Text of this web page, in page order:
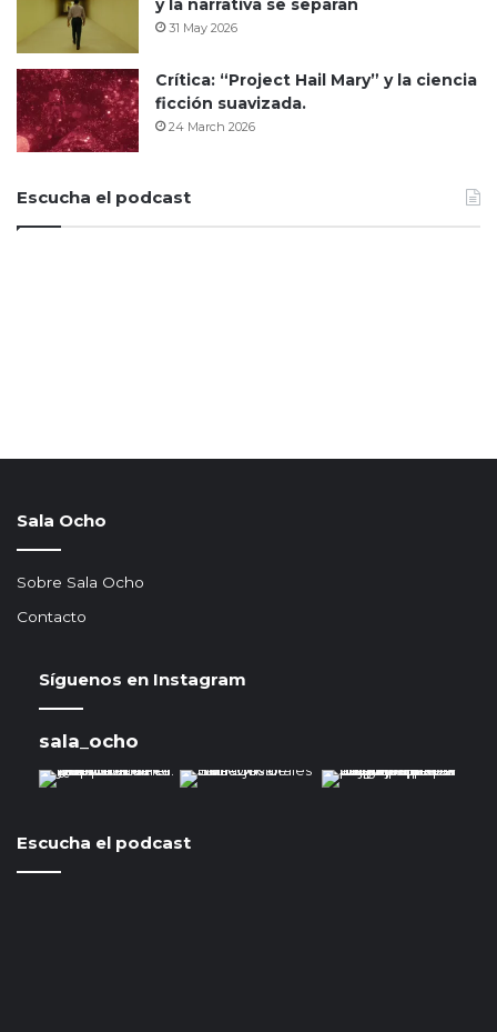
31 May 2026
Crítica: “Project Hail Mary” y la ciencia
ficción suavizada.
24 March 2026
Escucha el podcast
Sala Ocho
Sobre Sala Ocho
Contacto
Síguenos en Instagram
sala_ocho
Escucha el podcast